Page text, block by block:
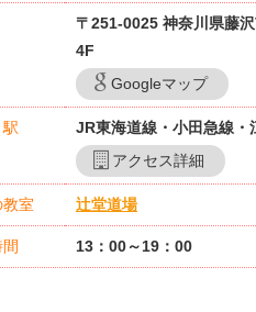
〒251-0025 神奈川県藤
4F
Googleマップ
JR東海道線・小田急線・
アクセス詳細
室 辻堂道場
13：00～19：00